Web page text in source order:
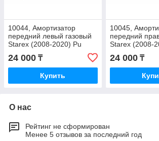
10044, Амортизатор
передний левый газовый
Starex (2008-2020) Pu
Guang (Тайвань) 54650-
4H000
24 000 ₸
Купить
10045,
передний
Starex (2008-
Guang
4H000
24 000₸
О нас
Рейтинг не сформирован
Менее 5 отзывов за последний год